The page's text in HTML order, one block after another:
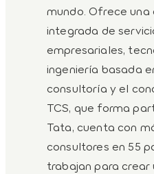
mundo. Ofrece
integrada de
empresariales,
ingeniería basada
consultoría y el
TCS, que forma
Tata, cuenta con
consultores en 55
trabajan para crear